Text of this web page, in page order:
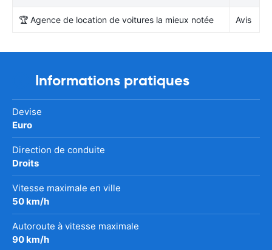
🏆 Agence de location de voitures la mieux notée Avis
Informations pratiques
Devise
Euro
Direction de conduite
Droits
Vitesse maximale en ville
50 km/h
Autoroute à vitesse maximale
90 km/h